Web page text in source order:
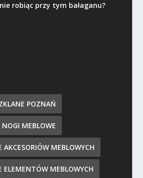
robiąc przy tym bałaganu?
POZNAŃ
MEBLOWE
AKCESORIÓW MEBLOWYCH
ELEMENTÓW MEBLOWYCH